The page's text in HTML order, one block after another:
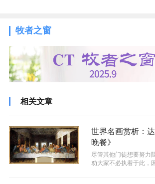
牧者之窗
相关文章
世界名画赏析：
晚餐》
尽管其他门徒想要努力
劝大家不必执着于此，